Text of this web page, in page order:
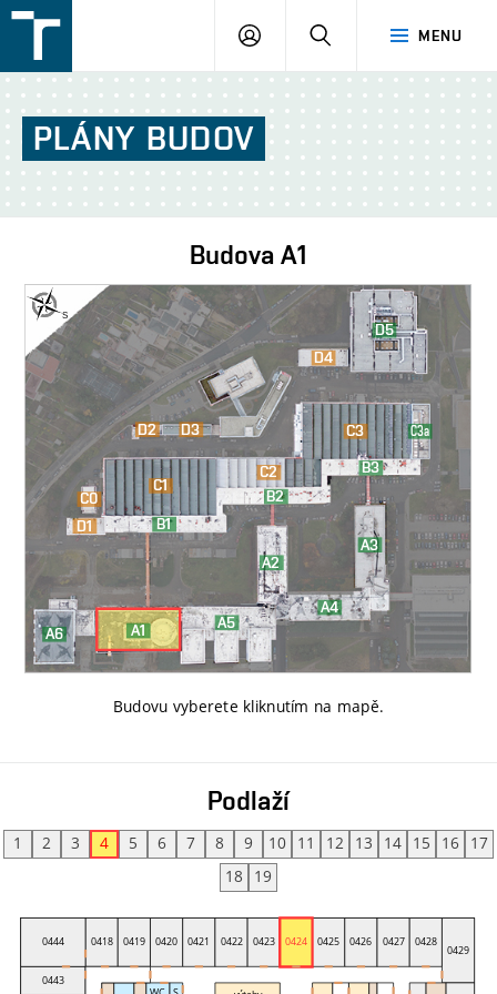
v
Brně
MENU
PŘIHLÁŠENÍ
PLÁNY BUDOV
Budova A1
Budovu vyberete kliknutím na mapě.
Podlaží
1 2 3 4 5 6 7 8 9 10 11 12 13 14 15 16
17
18
19